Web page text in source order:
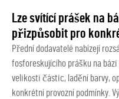
Lze svítící prášek na
přizpůsobit pro
Přední dodavatelé nabízejí
fosforeskujícího prášku na
velikosti částic, ladění barvy,
konkrétní provozní podmínky.